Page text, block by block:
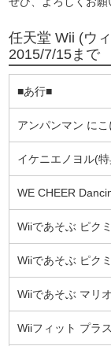
任天堂 Wii (ウ
2015/7/15まで
■あ行■
アンパンマン に
イケニエノヨル(
WE CHEER
Wiiであそぶ ピク
Wiiであそぶ ピク
Wiiであそぶ マリ
Wiiフィット プラ